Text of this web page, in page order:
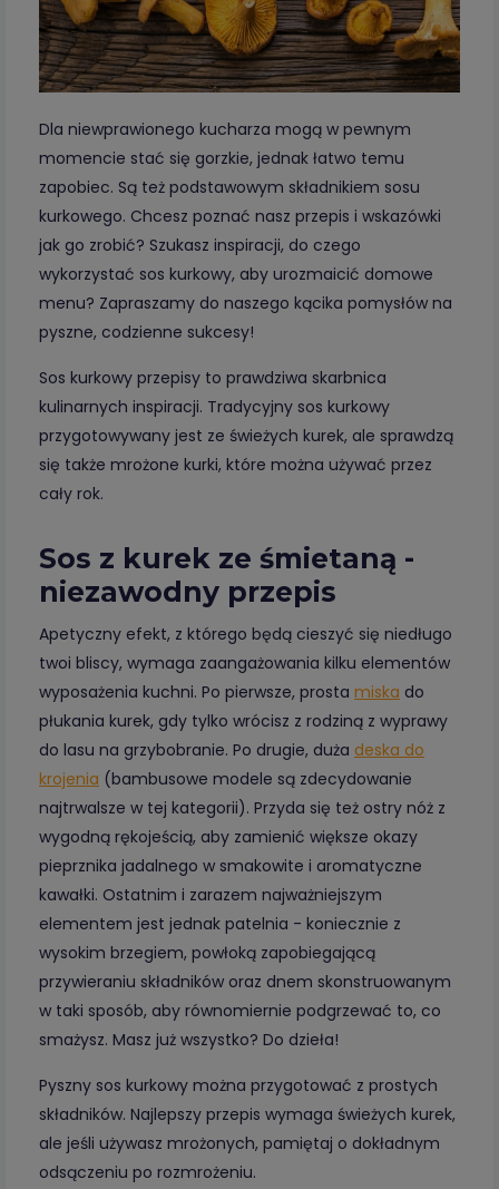
Dla niewprawionego kucharza mogą w pewnym
momencie stać się gorzkie, jednak łatwo temu
zapobiec. Są też podstawowym składnikiem sosu
kurkowego. Chcesz poznać nasz przepis i wskazówki
jak go zrobić? Szukasz inspiracji, do czego
wykorzystać sos kurkowy, aby urozmaicić domowe
menu? Zapraszamy do naszego kącika pomysłów na
pyszne, codzienne sukcesy!
Sos kurkowy przepisy to prawdziwa skarbnica
kulinarnych inspiracji. Tradycyjny sos kurkowy
przygotowywany jest ze świeżych kurek, ale sprawdzą
się także mrożone kurki, które można używać przez
cały rok.
Sos z kurek ze śmietaną -
niezawodny przepis
Apetyczny efekt, z którego będą cieszyć się niedługo
twoi bliscy, wymaga zaangażowania kilku elementów
wyposażenia kuchni. Po pierwsze, prosta miska do
płukania kurek, gdy tylko wrócisz z rodziną z wyprawy
do lasu na grzybobranie. Po drugie, duża deska do
krojenia (bambusowe modele są zdecydowanie
najtrwalsze w tej kategorii). Przyda się też ostry nóż z
wygodną rękojeścią, aby zamienić większe okazy
pieprznika jadalnego w smakowite i aromatyczne
kawałki. Ostatnim i zarazem najważniejszym
elementem jest jednak patelnia - koniecznie z
wysokim brzegiem, powłoką zapobiegającą
przywieraniu składników oraz dnem skonstruowanym
w taki sposób, aby równomiernie podgrzewać to, co
smażysz. Masz już wszystko? Do dzieła!
Pyszny sos kurkowy można przygotować z prostych
składników. Najlepszy przepis wymaga świeżych kurek,
ale jeśli używasz mrożonych, pamiętaj o dokładnym
odsączeniu po rozmrożeniu.